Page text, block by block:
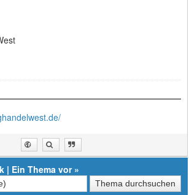
| Ein Thema vor»